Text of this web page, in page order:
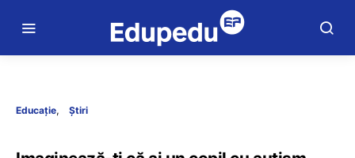
Educație Știri